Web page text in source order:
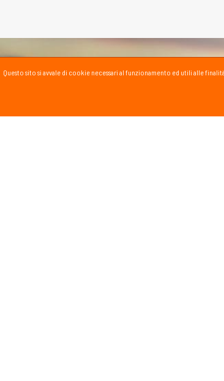
Questo sito si avvale di cookie necessari al funzionamento ed utili alle